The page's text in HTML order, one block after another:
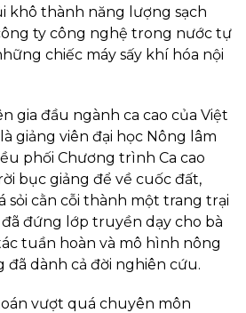
khô thành năng lượng sạch
ty công nghệ trong nước tự
chiếc máy sấy khí hóa nội
gia đầu ngành ca cao của Việt
giảng viên đại học Nông lâm
phối Chương trình Ca cao
bục giảng để về cuốc đất,
sỏi cằn cỗi thành một trang trại
đứng lớp truyền dạy cho bà
tuần hoàn và mô hình nông
đã dành cả đời nghiên cứu.
vượt quá chuyên môn